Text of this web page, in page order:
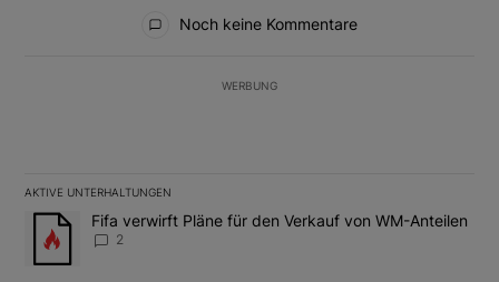
Noch keine Kommentare
WERBUNG
AKTIVE UNTERHALTUNGEN
Das Folgende ist eine Liste der am meisten kommentierten
Ein Trendartikel mit dem Titel "Fifa verwirft Pläne für den
Fifa verwirft Pläne für den Verkauf von WM-Anteilen
2